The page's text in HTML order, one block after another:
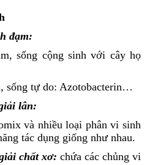
đạm:
sống cộng sinh với cây họ
sống tự do: Azotobacterin…
lân:
và nhiều loại phân vi sinh
tác dụng giống như nhau.
chất xơ: chứa các chủng vi